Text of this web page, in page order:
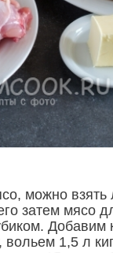
можно взять
затем мясо
Добавим
1,5 л